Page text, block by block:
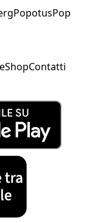
PopotusPop
ShopContatti